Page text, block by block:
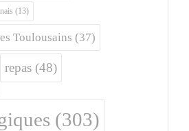
(13)
Toulousains (37)
repas (48)
(303)